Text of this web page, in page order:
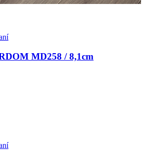
MD258 / 8,1cm